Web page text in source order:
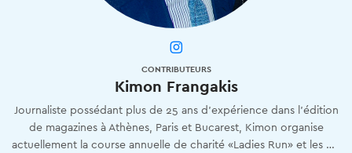
CONTRIBUTEURS
Kimon Frangakis
Journaliste possédant plus de 25 ans d'expérience dans l'édition
de magazines à Athènes, Paris et Bucarest, Kimon organise
actuellement la course annuelle de charité «Ladies Run» et les événements prestigieux «Artisans», tout en publiant Andro.gr, un site mascul